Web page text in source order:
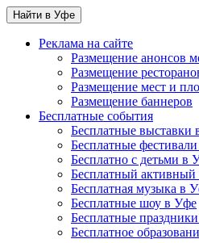
Найти в Уфе
Реклама на сайте
Размещение анонсов
Размещение
Размещение мест и
Размещение баннеров
Бесплатные события
Бесплатные выставки
Бесплатные
Бесплатно с детьми в
Бесплатный
Бесплатная музыка в
Бесплатные шоу в Уфе
Бесплатные
Бесплатное